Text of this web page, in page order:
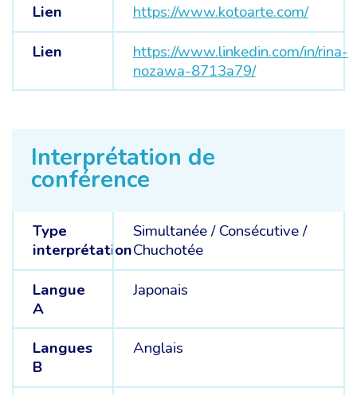
Lien
https://www.kotoarte.com/
Lien
https://www.linkedin.com/in/rina-
nozawa-8713a79/
Interprétation de
conférence
Type
interprétation
Simultanée/Consécutive/
Chuchotée
Langue
A
Japonais
Langues
B
Anglais